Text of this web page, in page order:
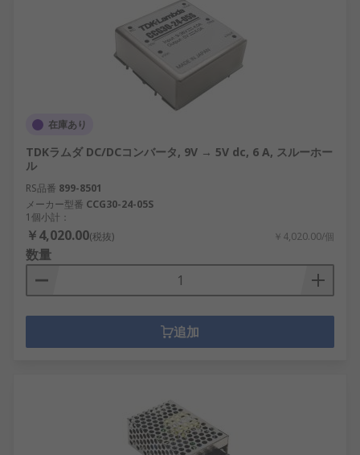
在庫あり
TDKラムダ DC/DCコンバータ, 9V → 5V dc, 6 A, スルーホー
ル
RS品番 899-8501
メーカー型番 CCG30-24-05S
1個小計：
￥4,020.00(税抜) ￥4,020.00/個
数量
追加